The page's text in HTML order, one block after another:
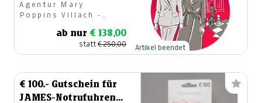
Vermittlung
Seniorenassistenz
Agentur Mary
Poppins Villach -
ab nur € 138,00
statt€ 250,00 Artikel beendet
€ 100.- Gutschein für
JAMES-Notrufuhren